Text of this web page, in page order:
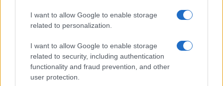
I want to allow Google to enable storage
related to personalization.
I want to allow Google to enable storage
related to security, including authentication
functionality and fraud prevention, and other
user protection.
Kovinska ograja po meri: kako
izbrati material, polnilo in
izvedbo
Z vlakom po Koroški: Manj
gneče, več udobja